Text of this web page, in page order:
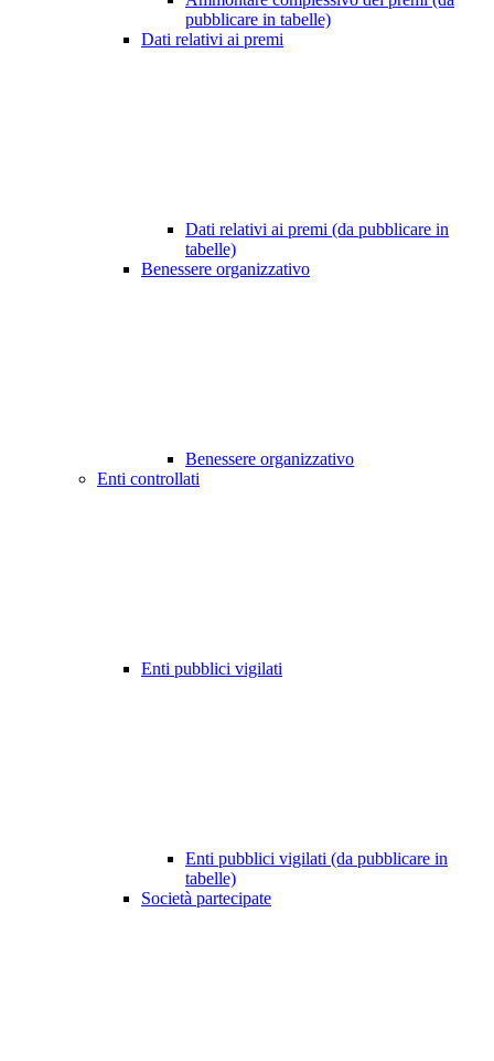
pubblicare in tabelle)
Dati relativi ai premi
Dati relativi ai premi (da pubblicare in
tabelle)
Benessere organizzativo
Benessere organizzativo
Enti controllati
Enti pubblici vigilati
Enti pubblici vigilati (da pubblicare in
tabelle)
Società partecipate